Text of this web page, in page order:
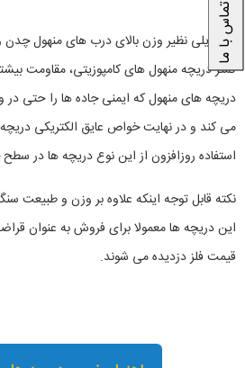
شوند.
به دلایلی نظیر وزن بالای درب های منهول
کمتر دریچه منهول های کامپوزیتی، مقاومت
دریچه های منهول که ایمنی جاده ها را حتی
می کند و در نهایت خواص عایق الکتریکی
استفاده روزافزون از این نوع دریچه ها در
نکته قابل توجه اینکه علاوه بر وزن و طبیعت
این دریچه ها معمولا برای فروش به عنوان
قیمت فلز دزدیده می شوند.
تماس با ما